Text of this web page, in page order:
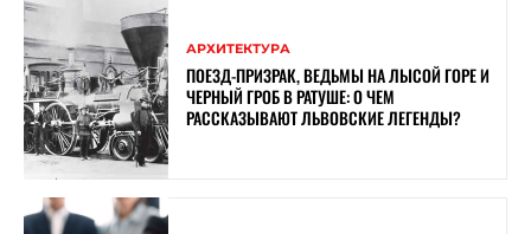
АРХИТЕКТУРА
ПОЕЗД-ПРИЗРАК, ВЕДЬМЫ НА ЛЫСОЙ ГОРЕ И
ЧЕРНЫЙ ГРОБ В РАТУШЕ: О ЧЕМ
РАССКАЗЫВАЮТ ЛЬВОВСКИЕ ЛЕГЕНДЫ?